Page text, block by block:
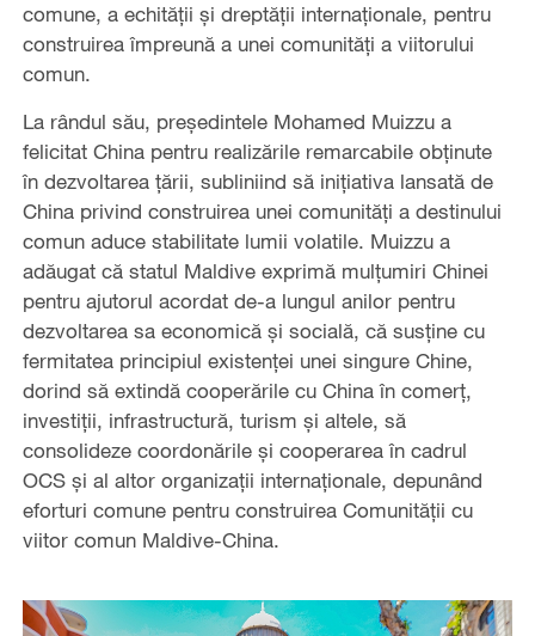
comune, a echității și dreptății internaționale, pentru
construirea împreună a unei comunități a viitorului
comun.
La rândul său, președintele Mohamed Muizzu a
felicitat China pentru realizările remarcabile obținute
în dezvoltarea țării, subliniind să inițiativa lansată de
China privind construirea unei comunități a destinului
comun aduce stabilitate lumii volatile. Muizzu a
adăugat că statul Maldive exprimă mulțumiri Chinei
pentru ajutorul acordat de-a lungul anilor pentru
dezvoltarea sa economică și socială, că susține cu
fermitatea principiul existenței unei singure Chine,
dorind să extindă cooperările cu China în comerț,
investiții, infrastructură, turism și altele, să
consolideze coordonările și cooperarea în cadrul
OCS și al altor organizații internaționale, depunând
eforturi comune pentru construirea Comunității cu
viitor comun Maldive-China.